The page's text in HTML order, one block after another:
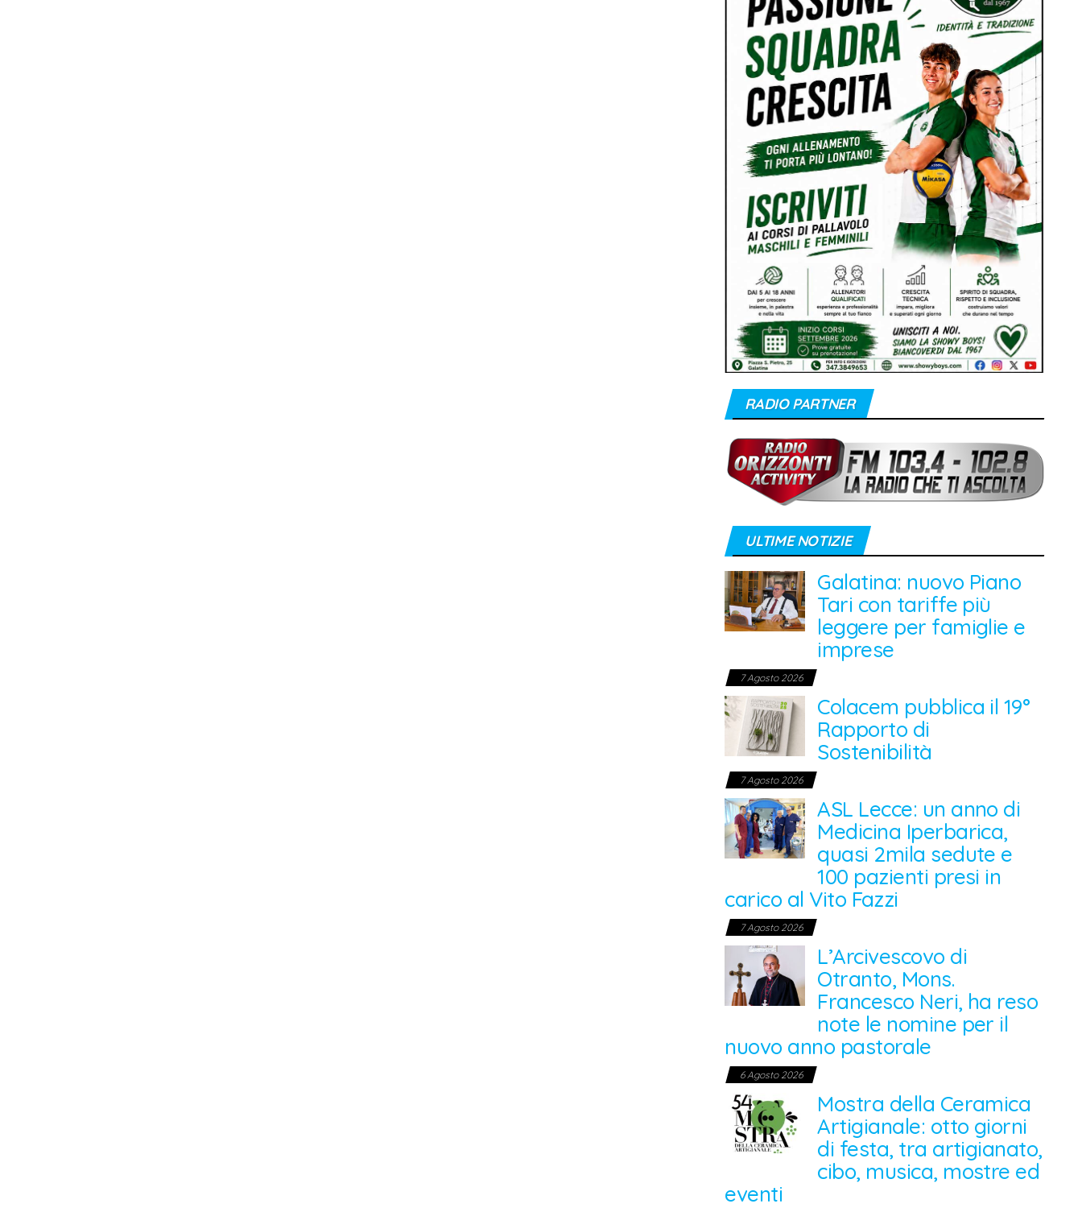
RADIO PARTNER
ULTIME NOTIZIE
Galatina: nuovo Piano
Tari con tariffe più
leggere per famiglie e
imprese
7 Agosto 2026
Colacem pubblica il 19°
Rapporto di
Sostenibilità
7 Agosto 2026
ASL Lecce: un anno di
Medicina Iperbarica,
quasi 2mila sedute e
100 pazienti presi in
carico al Vito Fazzi
7 Agosto 2026
L’Arcivescovo di
Otranto, Mons.
Francesco Neri, ha reso
note le nomine per il
nuovo anno pastorale
6 Agosto 2026
Mostra della Ceramica
Artigianale: otto giorni
di festa, tra artigianato,
cibo, musica, mostre ed
eventi